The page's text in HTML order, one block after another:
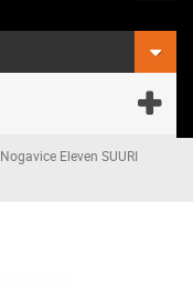
Nogavice Eleven SUURI